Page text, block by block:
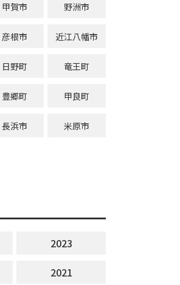
甲賀市 野洲市
彦根市 近江八幡市
日野町 竜王町
豊郷町 甲良町
長浜市 米原市
2023
2021